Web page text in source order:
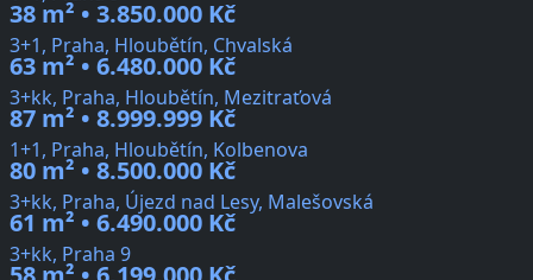
38 m² • 3.850.000 Kč
3+1, Praha, Hloubětín, Chvalská
63 m² • 6.480.000 Kč
3+kk, Praha, Hloubětín, Mezitraťová
87 m² • 8.999.999 Kč
1+1, Praha, Hloubětín, Kolbenova
80 m² • 8.500.000 Kč
3+kk, Praha, Újezd nad Lesy, Malešovská
61 m² • 6.490.000 Kč
3+kk, Praha 9